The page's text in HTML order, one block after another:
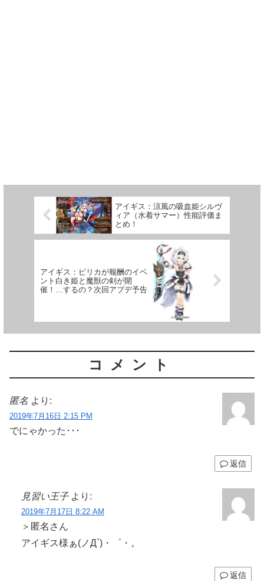
アイギス：涼風の吸血姫シルヴ
ィア（水着サマー）性能評価ま
とめ！
アイギス：ピリカが報酬のイベ
ント白き姫と魔獣の剣が開
催！…するの？次回アプデ予告
コメント
匿名 より:
2019年7月16日 2:15 PM
でにゃかった･･･
返信
見習い王子 より:
2019年7月17日 8:22 AM
＞匿名さん
アイギス様ぁ(ノД`)・゜・。
返信